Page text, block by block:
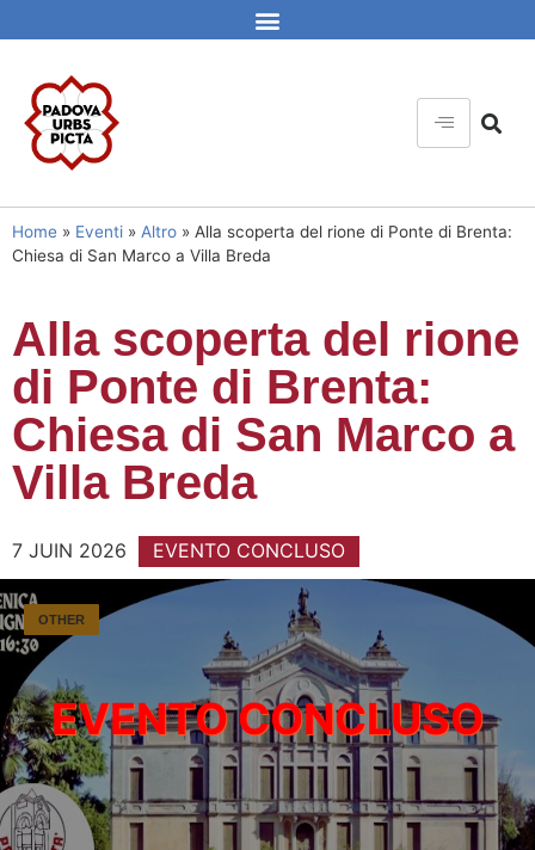
Home » Eventi » Altro » Alla scoperta del rione di Ponte di Brenta:
Chiesa di San Marco a Villa Breda
Alla scoperta del rione
di Ponte di Brenta:
Chiesa di San Marco a
Villa Breda
7 JUIN 2026 EVENTO CONCLUSO
OTHER